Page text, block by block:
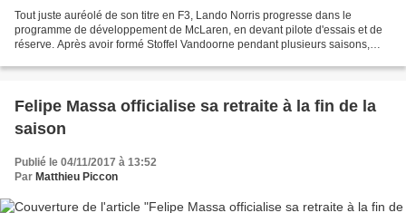
Tout juste auréolé de son titre en F3, Lando Norris progresse dans le
programme de développement de McLaren, en devant pilote d'essais et de
réserve. Après avoir formé Stoffel Vandoorne pendant plusieurs saisons,
Felipe Massa officialise sa retraite à la fin de la
saison
Publié le 04/11/2017 à 13:52
Par Matthieu Piccon